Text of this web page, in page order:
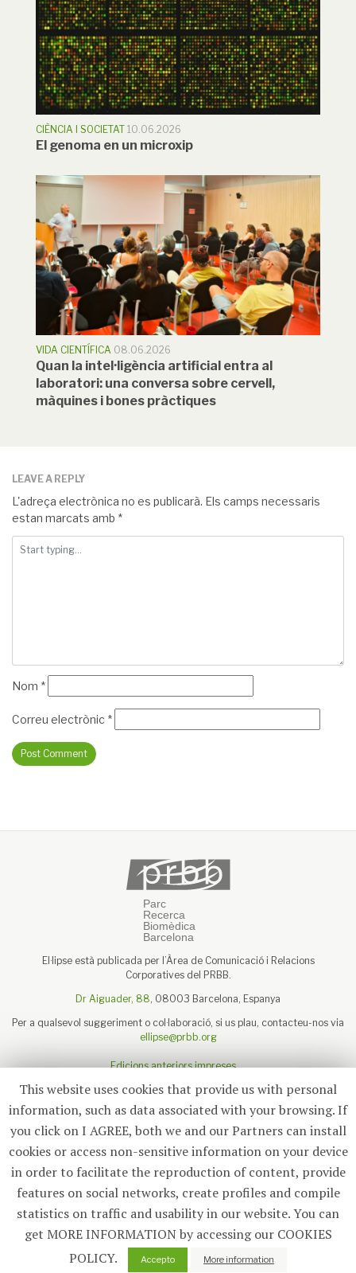
CIÈNCIA I SOCIETAT 10.06.2026
El genoma en un microxip
VIDA CIENTÍFICA 08.06.2026
Quan la intel·ligència artificial entra al
laboratori: una conversa sobre cervell,
màquines i bones pràctiques
LEAVE A REPLY
L'adreça electrònica no es publicarà. Els camps necessaris
estan marcats amb *
Nom *
Correu electrònic *
El·lipse està publicada per l’Àrea de Comunicació i Relacions
Corporatives del PRBB.
Dr Aiguader, 88, 08003 Barcelona, Espanya
Per a qualsevol suggeriment o col·laboració, si us plau, contacteu-nos via
ellipse@prbb.org
Edicions anteriors impreses
Sobre el PRBB
Subscriu-te
© 2026 El·lipse
This website uses cookies that provide us with personal
information, such as data associated with your browsing. If
you click on I AGREE, both we and our Partners can install
cookies or access non-sensitive information on your device
in order to facilitate the reproduction of content, provide
features on social networks, create profiles and compile
statistics on traffic and usability in our website. You can
get MORE INFORMATION by accessing our COOKIES
POLICY.
Accepto More information